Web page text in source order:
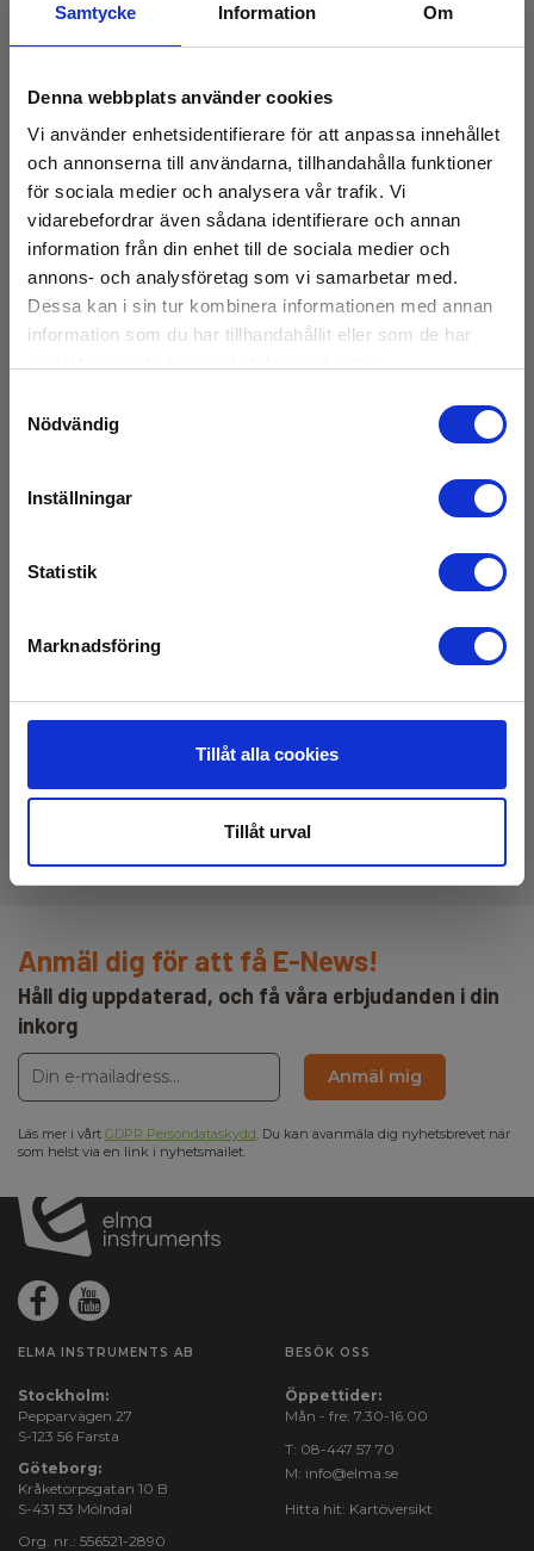
Samtycke Information Om
Denna webbplats använder cookies
Vi använder enhetsidentifierare för att anpassa innehållet
och annonserna till användarna, tillhandahålla funktioner
för sociala medier och analysera vår trafik. Vi
vidarebefordrar även sådana identifierare och annan
information från din enhet till de sociala medier och
annons- och analysföretag som vi samarbetar med.
Dessa kan i sin tur kombinera informationen med annan
information som du har tillhandahållit eller som de har
Nödvändig
Inställningar
Statistik
Marknadsföring
Tillåt alla cookies
Tillåt urval
Mått
till terräng/mark
Avloppskamera
Inbyggd sond:
Nej
- Sonde
M10
Invendig
Endoskop
Anmäl dig för att få E-News!
Håll dig uppdaterad, och få våra erbjudanden i din
inkorg
Anmäl mig
Läs mer i vårt GDPR Persondataskydd. Du kan avanmäla dig nyhetsbrevet när
som helst via en link i nyhetsmailet.
ELMA INSTRUMENTS AB
Stockholm:
Pepparvägen 27
S-123 56 Farsta
Göteborg:
Kråketorpsgatan 10 B
S-431 53 Mölndal
Org. nr.: 556521-2890
BESÖK OSS
Öppettider:
Mån - fre: 7.30-16.00
T: 08-447 57 70
M: info@elma.se
Hitta hit: Kartöversikt